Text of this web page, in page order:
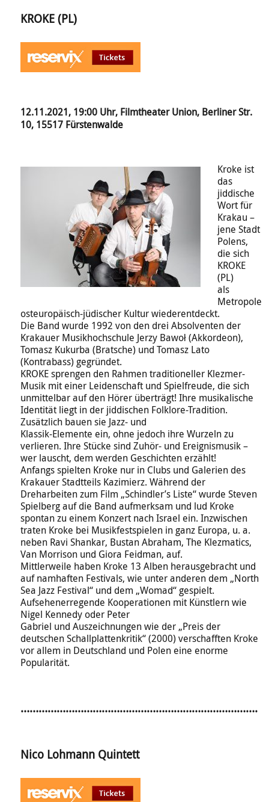
KROKE (PL)
12.11.2021, 19:00 Uhr, Filmtheater Union, Berliner Str.
10, 15517 Fürstenwalde
Kroke ist
das
jiddische
Wort für
Krakau –
jene Stadt
Polens,
die sich
KROKE
(PL)
als
Metropole
osteuropäisch-jüdischer Kultur wiederentdeckt.
Die Band wurde 1992 von den drei Absolventen der
Krakauer Musikhochschule Jerzy Bawoł (Akkordeon),
Tomasz Kukurba (Bratsche) und Tomasz Lato
(Kontrabass) gegründet.
KROKE sprengen den Rahmen traditioneller Klezmer-
Musik mit einer Leidenschaft und Spielfreude, die sich
unmittelbar auf den Hörer überträgt! Ihre musikalische
Identität liegt in der jiddischen Folklore-Tradition.
Zusätzlich bauen sie Jazz- und
Klassik-Elemente ein, ohne jedoch ihre Wurzeln zu
verlieren. Ihre Stücke sind Zuhör- und Ereignismusik –
wer lauscht, dem werden Geschichten erzählt!
Anfangs spielten Kroke nur in Clubs und Galerien des
Krakauer Stadtteils Kazimierz. Während der
Dreharbeiten zum Film „Schindler’s Liste“ wurde Steven
Spielberg auf die Band aufmerksam und lud Kroke
spontan zu einem Konzert nach Israel ein. Inzwischen
traten Kroke bei Musikfestspielen in ganz Europa, u. a.
neben Ravi Shankar, Bustan Abraham, The Klezmatics,
Van Morrison und Giora Feidman, auf.
Mittlerweile haben Kroke 13 Alben herausgebracht und
auf namhaften Festivals, wie unter anderen dem „North
Sea Jazz Festival“ und dem „Womad“ gespielt.
Aufsehenerregende Kooperationen mit Künstlern wie
Nigel Kennedy oder Peter
Gabriel und Auszeichnungen wie der „Preis der
deutschen Schallplattenkritik“ (2000) verschafften Kroke
vor allem in Deutschland und Polen eine enorme
Popularität.
…………………………………………………………………….
Nico Lohmann Quintett